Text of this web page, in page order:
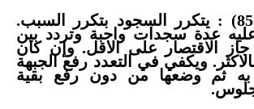
(مسالة 853) : يتكرر السجود بتكرر السبب.
عدة سجدات واجبة وتردد بين
جاز الاقتصار على الاقل. وإن كان
ويكفي في التعدد رفع الجبهة
به ثم وضعها من دون رفع بقية